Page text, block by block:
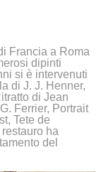
Francia a Roma
dipinti
si è intervenuti
di J. J. Henner,
di Jean
Ferrier, Portrait
Tete de
ha
del